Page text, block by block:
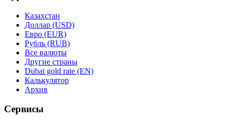
Казахстан
Доллар (USD)
Евро (EUR)
Рубль (RUB)
Все валюты
Другие страны
Dubai gold rate (EN)
Калькулятор
Архив
Сервисы